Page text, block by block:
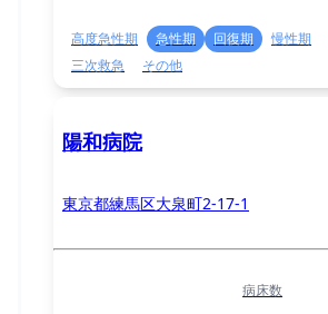
高度急性期 急性期 回復期 慢性期
三次救急
その他
陽和病院
東京都練馬区大泉町2-17-1
病床数